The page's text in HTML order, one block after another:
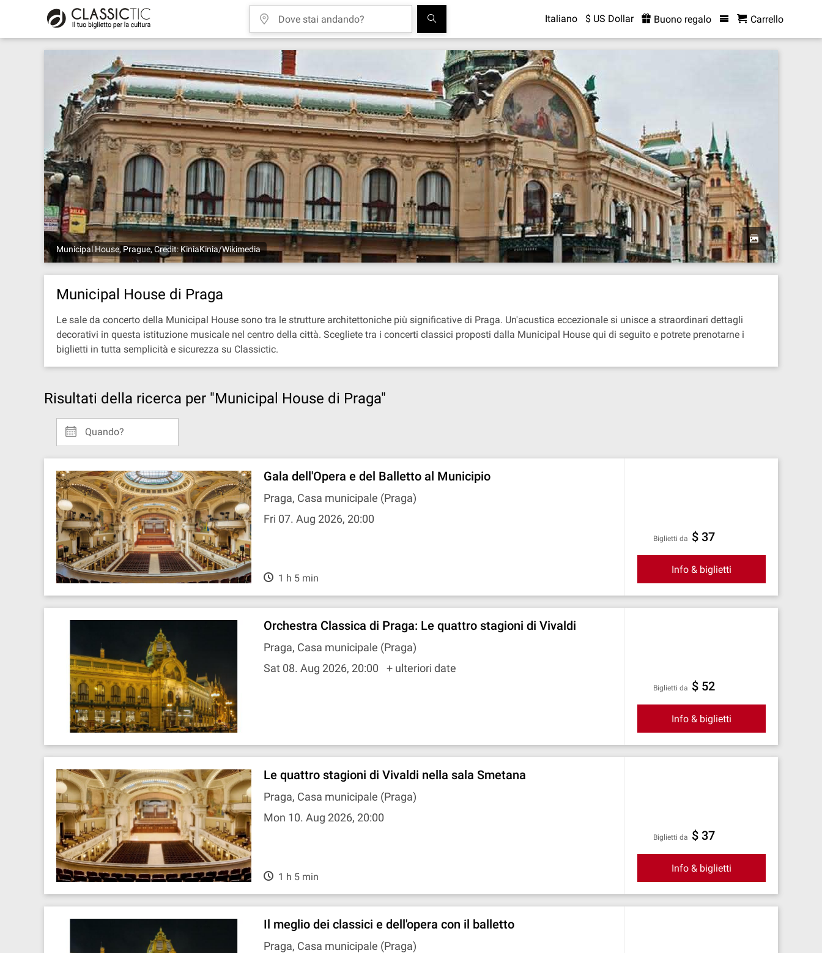
Italiano $ US Dollar Buono regalo Carrello
Municipal House, Prague, Credit: KiniaKinia/Wikimedia
Municipal House di Praga
Le sale da concerto della Municipal House sono tra le strutture architettoniche più significative di Praga. Un'acustica eccezionale si unisce a straordinari dettagli
decorativi in questa istituzione musicale nel centro della città. Scegliete tra i concerti classici proposti dalla Municipal House qui di seguito e potrete prenotarne i
biglietti in tutta semplicità e sicurezza su Classictic.
Risultati della ricerca per "Municipal House di Praga"
Quando?
Gala dell'Opera e del Balletto al Municipio
Praga, Casa municipale (Praga)
Fri 07. Aug 2026, 20:00
1 h 5 min
Biglietti da $ 37
Info & biglietti
Orchestra Classica di Praga: Le quattro stagioni di Vivaldi
Praga, Casa municipale (Praga)
Sat 08. Aug 2026, 20:00
+ ulteriori date
Biglietti da $ 52
Info & biglietti
Le quattro stagioni di Vivaldi nella sala Smetana
Praga, Casa municipale (Praga)
Mon 10. Aug 2026, 20:00
1 h 5 min
Biglietti da $ 37
Info & biglietti
Il meglio dei classici e dell'opera con il balletto
Praga, Casa municipale (Praga)